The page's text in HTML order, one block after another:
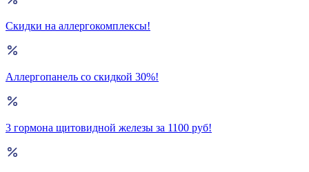
Скидки на аллергокомплексы!
Аллергопанель со скидкой 30%!
3 гормона щитовидной железы за 1100 руб!